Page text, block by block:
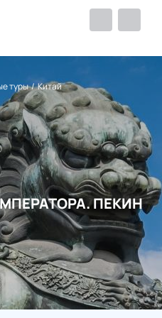
туры / Китай
ПЕКИН